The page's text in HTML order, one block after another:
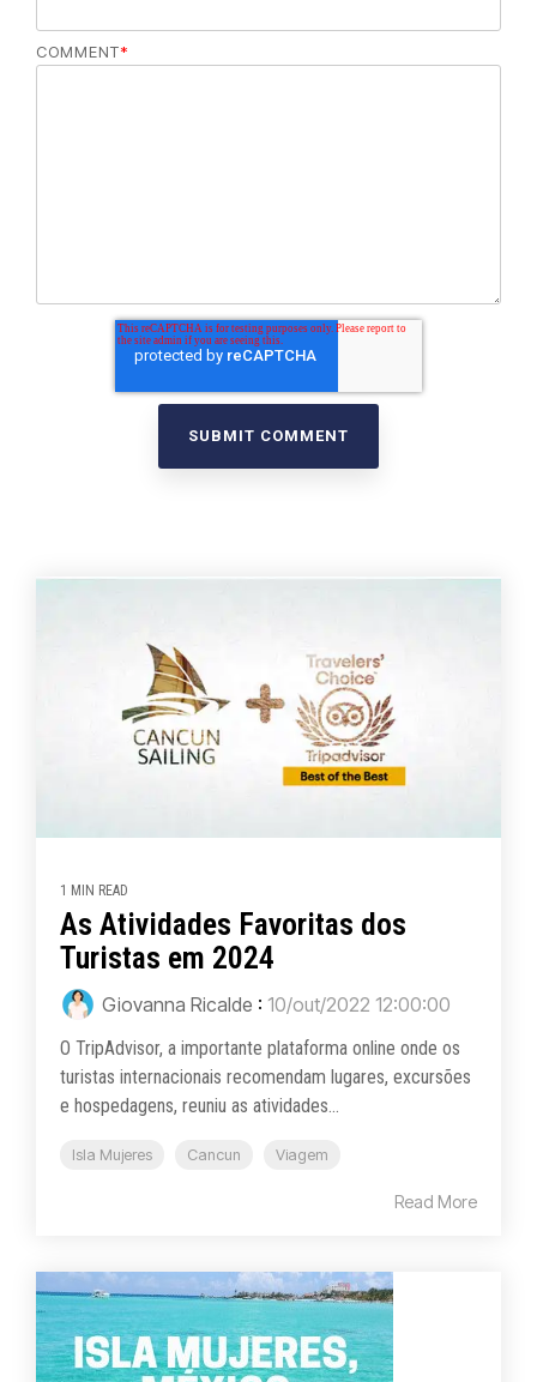
COMMENT*
1 MIN READ
As Atividades Favoritas dos
Turistas em 2024
Giovanna Ricalde : 10/out/2022 12:00:00
O TripAdvisor, a importante plataforma online onde os
turistas internacionais recomendam lugares, excursões
e hospedagens, reuniu as atividades...
Isla Mujeres Cancun Viagem
Read More